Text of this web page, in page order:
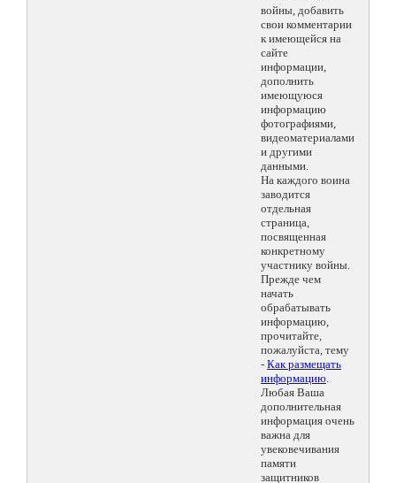
войны, добавить
свои комментарии
к имеющейся на
сайте
информации,
дополнить
имеющуюся
информацию
фотографиями,
видеоматериалами
и другими
данными.
На каждого воина
заводится
отдельная
страница,
посвященная
конкретному
участнику войны.
Прежде чем
начать
обрабатывать
информацию,
прочитайте,
пожалуйста, тему
- Как размещать
информацию.
Любая Ваша
дополнительная
информация очень
важна для
увековечивания
памяти
защитников